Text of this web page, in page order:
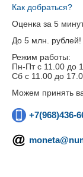
Как добраться?
Оценка за 5
До 5 млн. рублей!
Режим работы:
Пн-Пт c 11.00 до
Сб с 11.00 до
Можем принять
+7(968)436-